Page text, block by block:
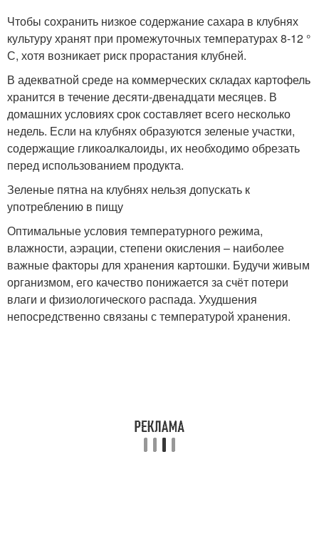
Чтобы сохранить низкое содержание сахара в клубнях
культуру хранят при промежуточных температурах 8-12 °
С, хотя возникает риск прорастания клубней.
В адекватной среде на коммерческих складах картофель
хранится в течение десяти-двенадцати месяцев. В
домашних условиях срок составляет всего несколько
недель. Если на клубнях образуются зеленые участки,
содержащие гликоалкалоиды, их необходимо обрезать
перед использованием продукта.
Зеленые пятна на клубнях нельзя допускать к
употреблению в пищу
Оптимальные условия температурного режима,
влажности, аэрации, степени окисления – наиболее
важные факторы для хранения картошки. Будучи живым
организмом, его качество понижается за счёт потери
влаги и физиологического распада. Ухудшения
непосредственно связаны с температурой хранения.